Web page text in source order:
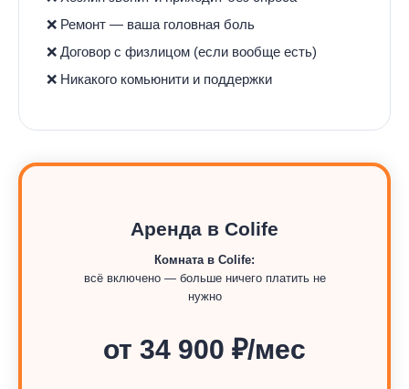
❌ Ремонт — ваша головная боль
❌ Договор с физлицом (если вообще есть)
❌ Никакого комьюнити и поддержки
Аренда в Colife
Комната в Colife:
всё включено — больше ничего платить не
нужно
от 34 900 ₽/мес